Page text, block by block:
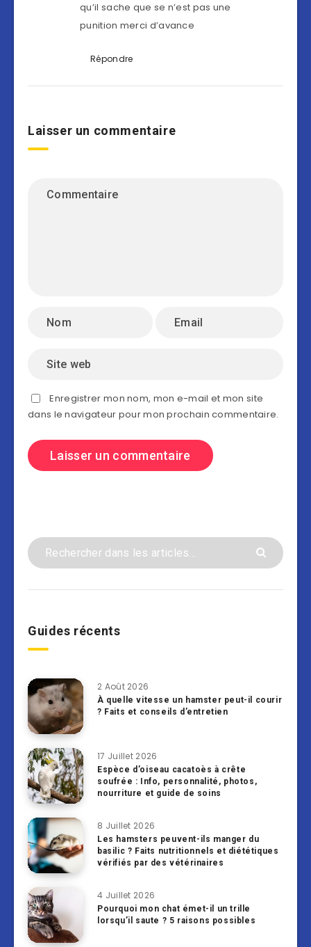
qu’il sache que se n’est pas une
punition merci d’avance
Répondre
Laisser un commentaire
Enregistrer mon nom, mon e-mail et mon site
dans le navigateur pour mon prochain commentaire.
Guides récents
2 Août 2026
À quelle vitesse un hamster peut-il courir
? Faits et conseils d’entretien
17 Juillet 2026
Espèce d’oiseau cacatoès à crête
soufrée : Info, personnalité, photos,
nourriture et guide de soins
8 Juillet 2026
Les hamsters peuvent-ils manger du
basilic ? Faits nutritionnels et diététiques
vérifiés par des vétérinaires
4 Juillet 2026
Pourquoi mon chat émet-il un trille
lorsqu’il saute ? 5 raisons possibles